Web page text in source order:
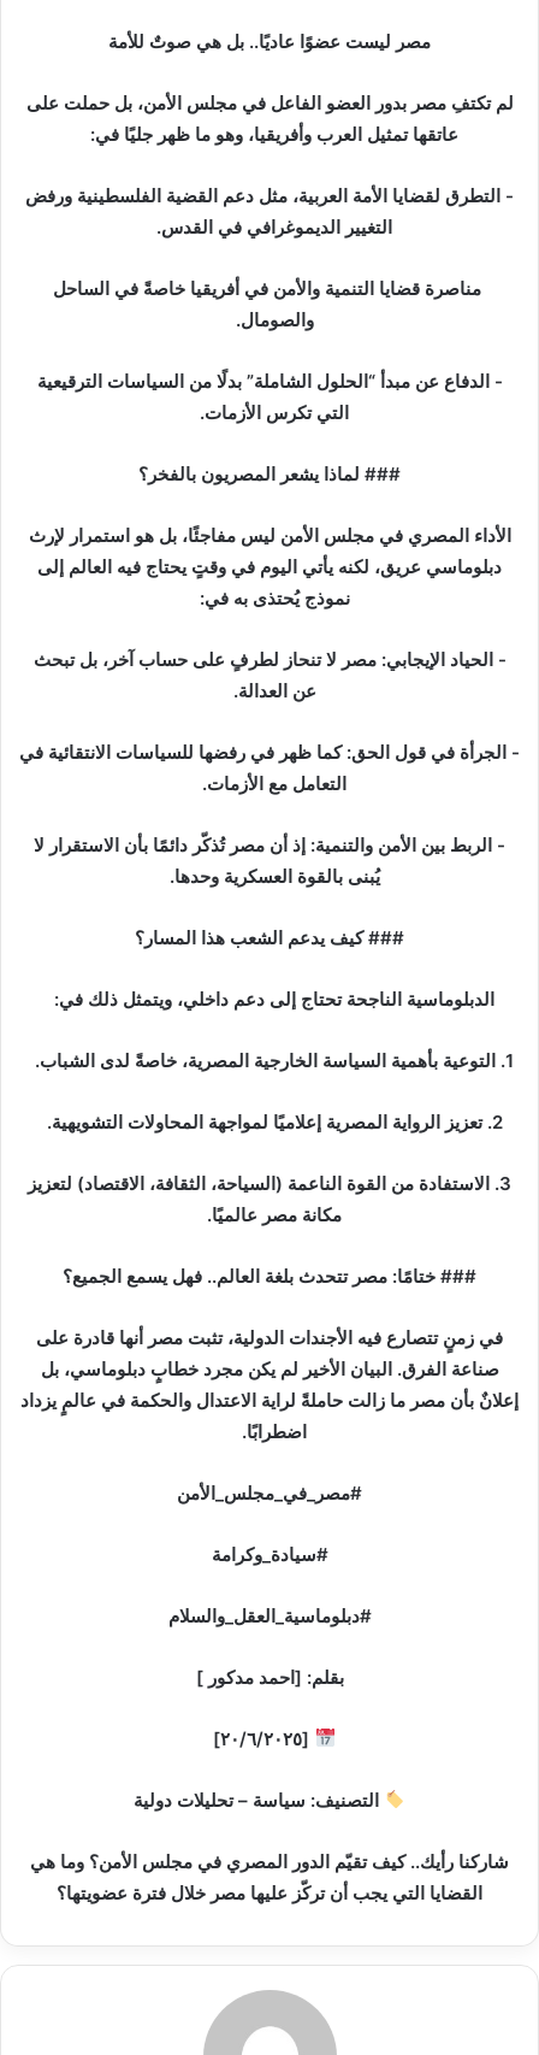
‎لم تكتفِ مصر بدور العضو الفاعل في مجلس الأمن، بل حملت على
عاتقها تمثيل العرب وأفريقيا، وهو ما ظهر جليًا في:
‎- التطرق لقضايا الأمة العربية، مثل دعم القضية الفلسطينية ورفض
التغيير الديموغرافي في القدس.
‎ مناصرة قضايا التنمية والأمن في أفريقيا خاصةً في الساحل
والصومال.
‎- الدفاع عن مبدأ “الحلول الشاملة” بدلًا من السياسات الترقيعية
التي تكرس الأزمات.
‎الأداء المصري في مجلس الأمن ليس مفاجئًا، بل هو استمرار لإرث
دبلوماسي عريق، لكنه يأتي اليوم في وقتٍ يحتاج فيه العالم إلى
نموذج يُحتذى به في:
‎- الحياد الإيجابي: مصر لا تنحاز لطرفٍ على حساب آخر، بل تبحث
عن العدالة.
‎- الجرأة في قول الحق: كما ظهر في رفضها للسياسات الانتقائية في
التعامل مع الأزمات.
‎- الربط بين الأمن والتنمية: إذ أن مصر تُذكّر دائمًا بأن الاستقرار لا
يُبنى بالقوة العسكرية وحدها.
‎1. التوعية بأهمية السياسة الخارجية المصرية، خاصةً لدى الشباب.
‎2. تعزيز الرواية المصرية إعلاميًا لمواجهة المحاولات التشويهية.
‎3. الاستفادة من القوة الناعمة (السياحة، الثقافة، الاقتصاد) لتعزيز
مكانة مصر عالميًا.
‎في زمنٍ تتصارع فيه الأجندات الدولية، تثبت مصر أنها قادرة على
صناعة الفرق. البيان الأخير لم يكن مجرد خطابٍ دبلوماسي، بل
إعلانٌ بأن مصر ما زالت حاملةً لراية الاعتدال والحكمة في عالمٍ يزداد
اضطرابًا.
‎#سيادة_وكرامة
‎#دبلوماسية_العقل_والسلام
‎بقلم: [احمد مدكور ]
[٢٠/٦/٢٠٢٥]
التصنيف: سياسة – تحليلات دولية
‎شاركنا رأيك.. كيف تقيّم الدور المصري في مجلس الأمن؟ وما هي
القضايا التي يجب أن تركّز عليها مصر خلال فترة عضويتها؟